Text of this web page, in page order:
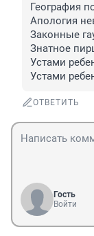
География
Апология
Законные
Знатное
Устами
Устами
ОТВЕТИТЬ
Гость
Войти